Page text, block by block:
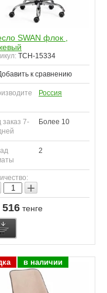
SWAN флок ,
TCH-15334
к сравнению
Россия
заказ 7-
Более 10
2
+
516 тенге
в наличии